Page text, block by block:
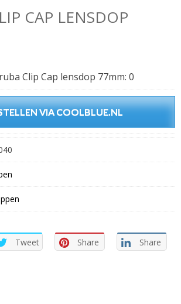
CAP LENSDOP
Clip Cap lensdop 77mm: 0
VIA COOLBLUE.NL
Tweet Share Share